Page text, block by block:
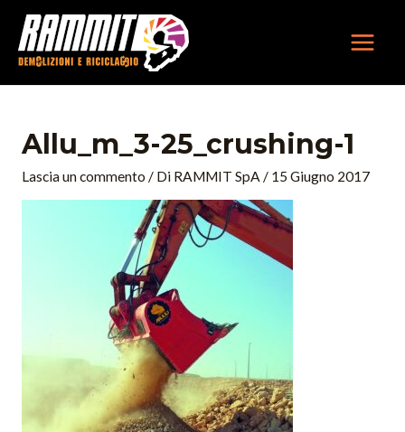
contenuto
Allu_m_3-25_crushing-1
Lascia un commento / Di RAMMIT SpA / 15 Giugno 2017